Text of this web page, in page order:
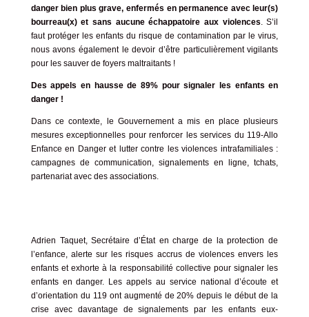
danger bien plus grave, enfermés en permanence avec leur(s)
bourreau(x) et sans aucune échappatoire aux violences. S’il
faut protéger les enfants du risque de contamination par le virus,
nous avons également le devoir d’être particulièrement vigilants
pour les sauver de foyers maltraitants !
Des appels en hausse de 89% pour signaler les enfants en
danger !
Dans ce contexte, le Gouvernement a mis en place plusieurs
mesures exceptionnelles pour renforcer les services du 119-Allo
Enfance en Danger et lutter contre les violences intrafamiliales :
campagnes de communication, signalements en ligne, tchats,
partenariat avec des associations.
Adrien Taquet, Secrétaire d’État en charge de la protection de
l’enfance, alerte sur les risques accrus de violences envers les
enfants et exhorte à la responsabilité collective pour signaler les
enfants en danger. Les appels au service national d’écoute et
d’orientation du 119 ont augmenté de 20% depuis le début de la
crise avec davantage de signalements par les enfants eux-